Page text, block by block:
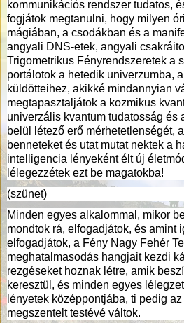
kommunikációs rendszer tudatos,
fogjátok megtanulni, hogy milyen
mágiában, a csodákban és a
angyali DNS-etek, angyali
Trigometrikus Fényrendszeretek a
portálotok a hetedik univerzumba,
küldötteihez, akikké mindannyian
megtapasztaljátok a kozmikus
univerzális kvantum tudatosság és
belül létező erő mérhetetlenségét,
benneteket és utat mutat nektek a
intelligencia lényeként élt új
lélegezzétek ezt be magatokba!
(szünet)
Minden egyes alkalommal, mikor
mondtok rá, elfogadjátok, és amint
elfogadjátok, a Fény Nagy Fehér
meghatalmasodás hangjait kezdi
rezgéseket hoznak létre, amik
keresztül, és minden egyes
lényetek középpontjába, ti pedig
megszentelt testévé váltok.